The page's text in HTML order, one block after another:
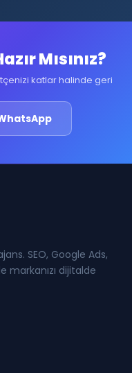
Mısınız?
katlar halinde geri
SEO, Google Ads,
markanızı dijitalde